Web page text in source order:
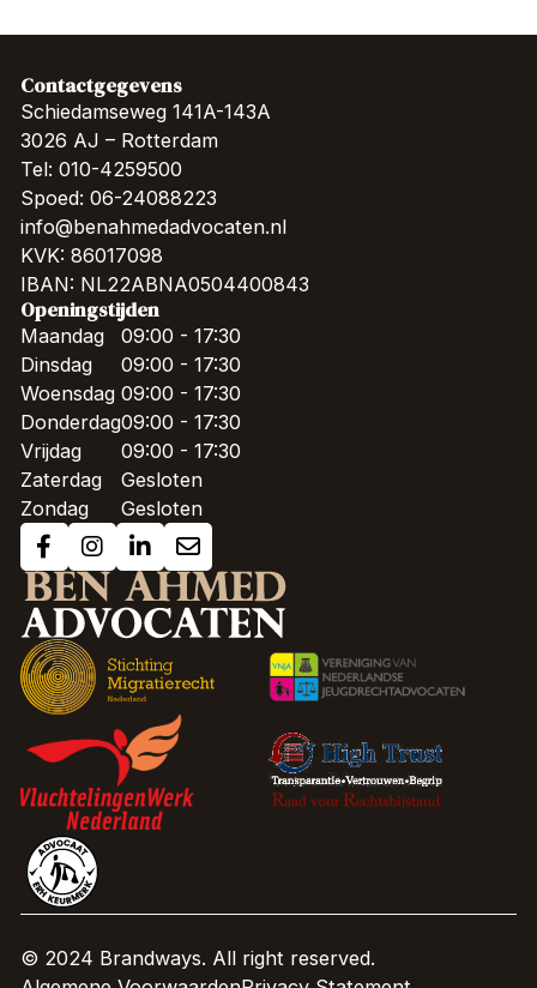
Contactgegevens
Schiedamseweg 141A-143A
3026 AJ – Rotterdam
Tel: 010-4259500
Spoed: 06-24088223
info@benahmedadvocaten.nl
KVK: 86017098
IBAN: NL22ABNA0504400843
Openingstijden
Maandag
Dinsdag
Woensdag
Donderdag
Vrijdag
Zaterdag
Zondag
09:00 - 17:30
09:00 - 17:30
09:00 - 17:30
09:00 - 17:30
09:00 - 17:30
Gesloten
Gesloten
© 2024 Brandways. All right reserved.